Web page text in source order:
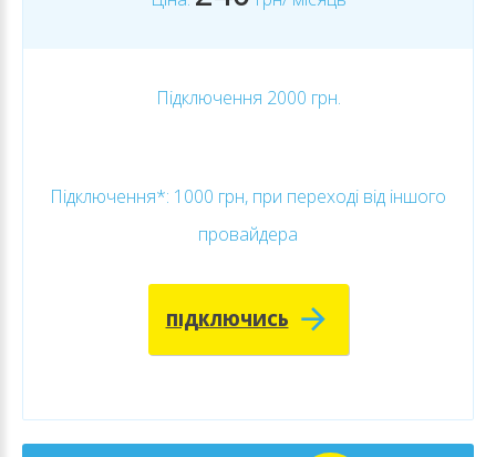
Підключення 2000 грн.
Підключення*: 1000 грн, при переході від іншого
провайдера
ПІДКЛЮЧИСЬ